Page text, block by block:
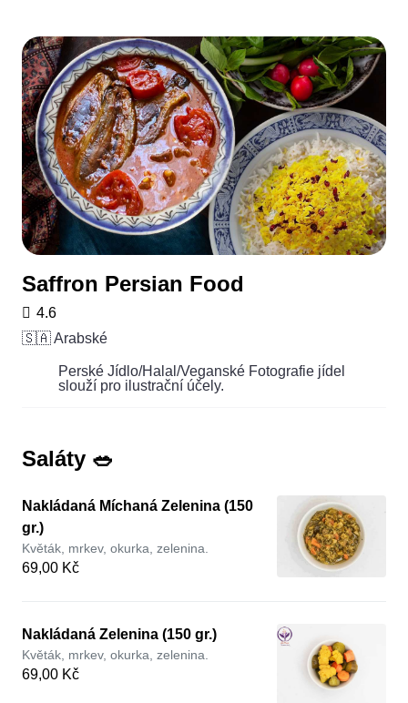
Saffron Persian Food
4.6
🇸🇦 Arabské
Perské Jídlo/Halal/Veganské Fotografie jídel
slouží pro ilustrační účely.
Saláty 🥗
Nakládaná Míchaná Zelenina (150
gr.)
Květák, mrkev, okurka, zelenina.
69,00 Kč
Nakládaná Zelenina (150 gr.)
Květák, mrkev, okurka, zelenina.
69,00 Kč